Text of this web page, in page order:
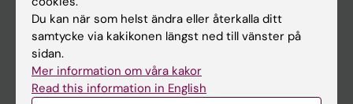
Kontakta och besök KI
Universitetsbiblioteket
Stöd forskning och utbildning
Du kan när som helst ändra eller återkalla ditt
samtycke via kakikonen längst ned till vänster på
sidan.
Mer information om våra kakor
Read this information in English